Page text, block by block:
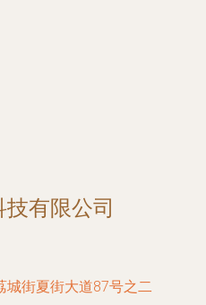
有限公司
城街夏街大道87号之二